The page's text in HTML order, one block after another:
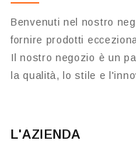
Benvenuti nel nostro
fornire prodotti
Il nostro negozio è un
la qualità, lo stile e
L'AZIENDA